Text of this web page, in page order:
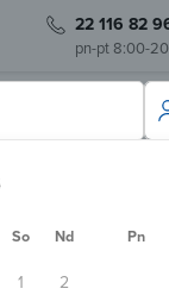
22 116 82
pn-pt 8:00-
So Nd Pn
1
2